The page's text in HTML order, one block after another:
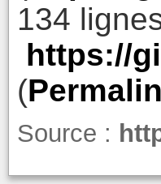
134
https://
(
Source :